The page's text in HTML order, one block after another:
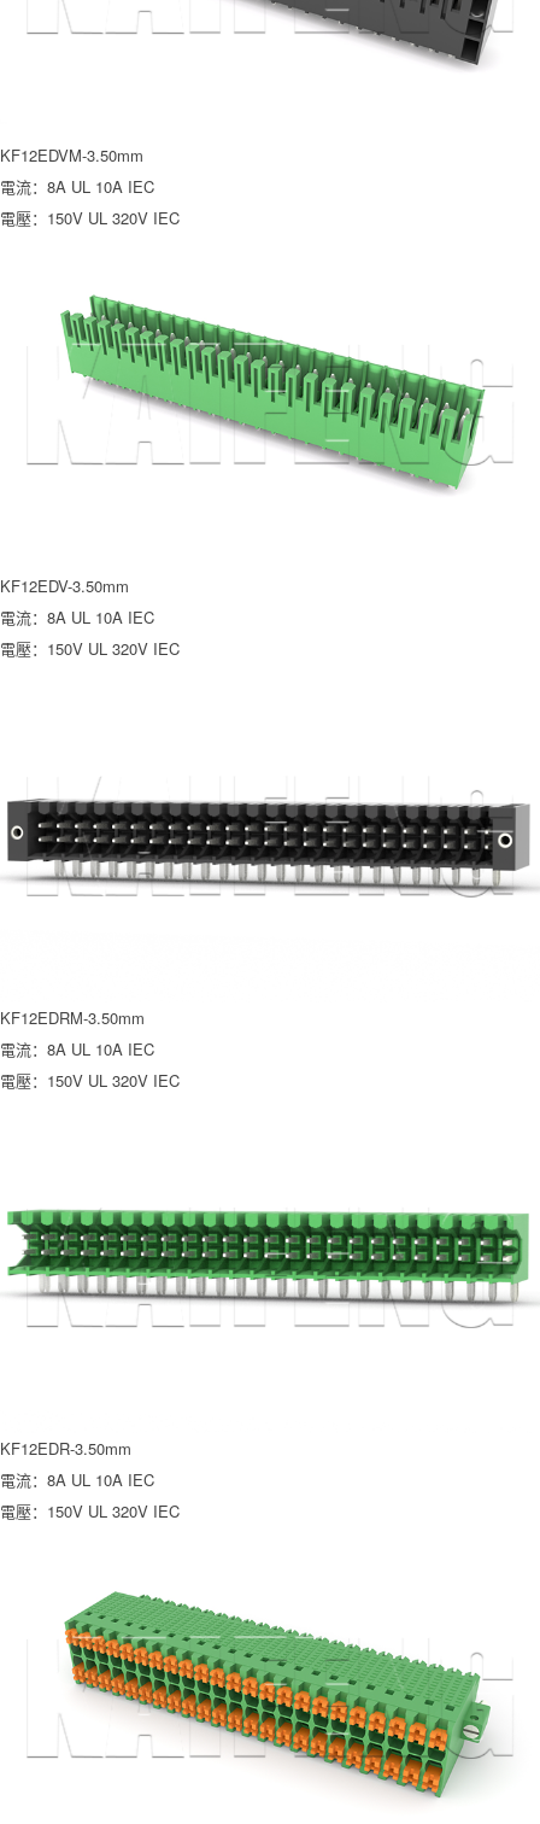
KF12EDVM-3.50mm
電流：8A UL 10A IEC
電壓：150V UL 320V IEC
KF12EDV-3.50mm
電流：8A UL 10A IEC
電壓：150V UL 320V IEC
KF12EDRM-3.50mm
電流：8A UL 10A IEC
電壓：150V UL 320V IEC
KF12EDR-3.50mm
電流：8A UL 10A IEC
電壓：150V UL 320V IEC